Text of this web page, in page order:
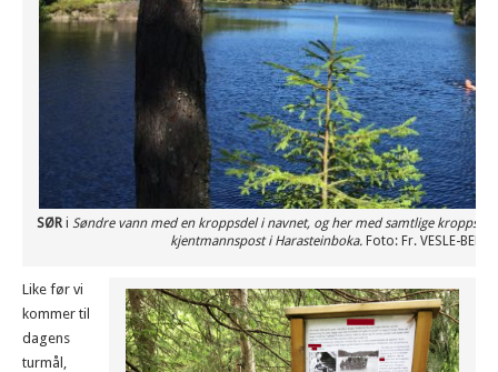
SØR i Søndre vann med en kroppsdel i navnet, og her med samtlige
kjentmannspost i Harasteinboka. Foto: Fr. VESLE-
Like før vi
kommer til
dagens
turmål,